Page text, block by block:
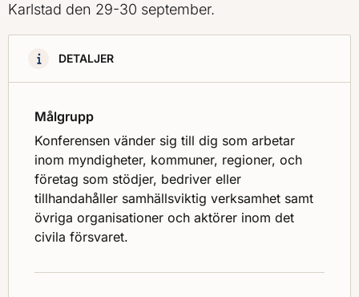
Karlstad den 29-30 september.
DETALJER
Målgrupp
Konferensen vänder sig till dig som arbetar
inom myndigheter, kommuner, regioner, och
företag som stödjer, bedriver eller
tillhandahåller samhällsviktig verksamhet samt
övriga organisationer och aktörer inom det
civila försvaret.